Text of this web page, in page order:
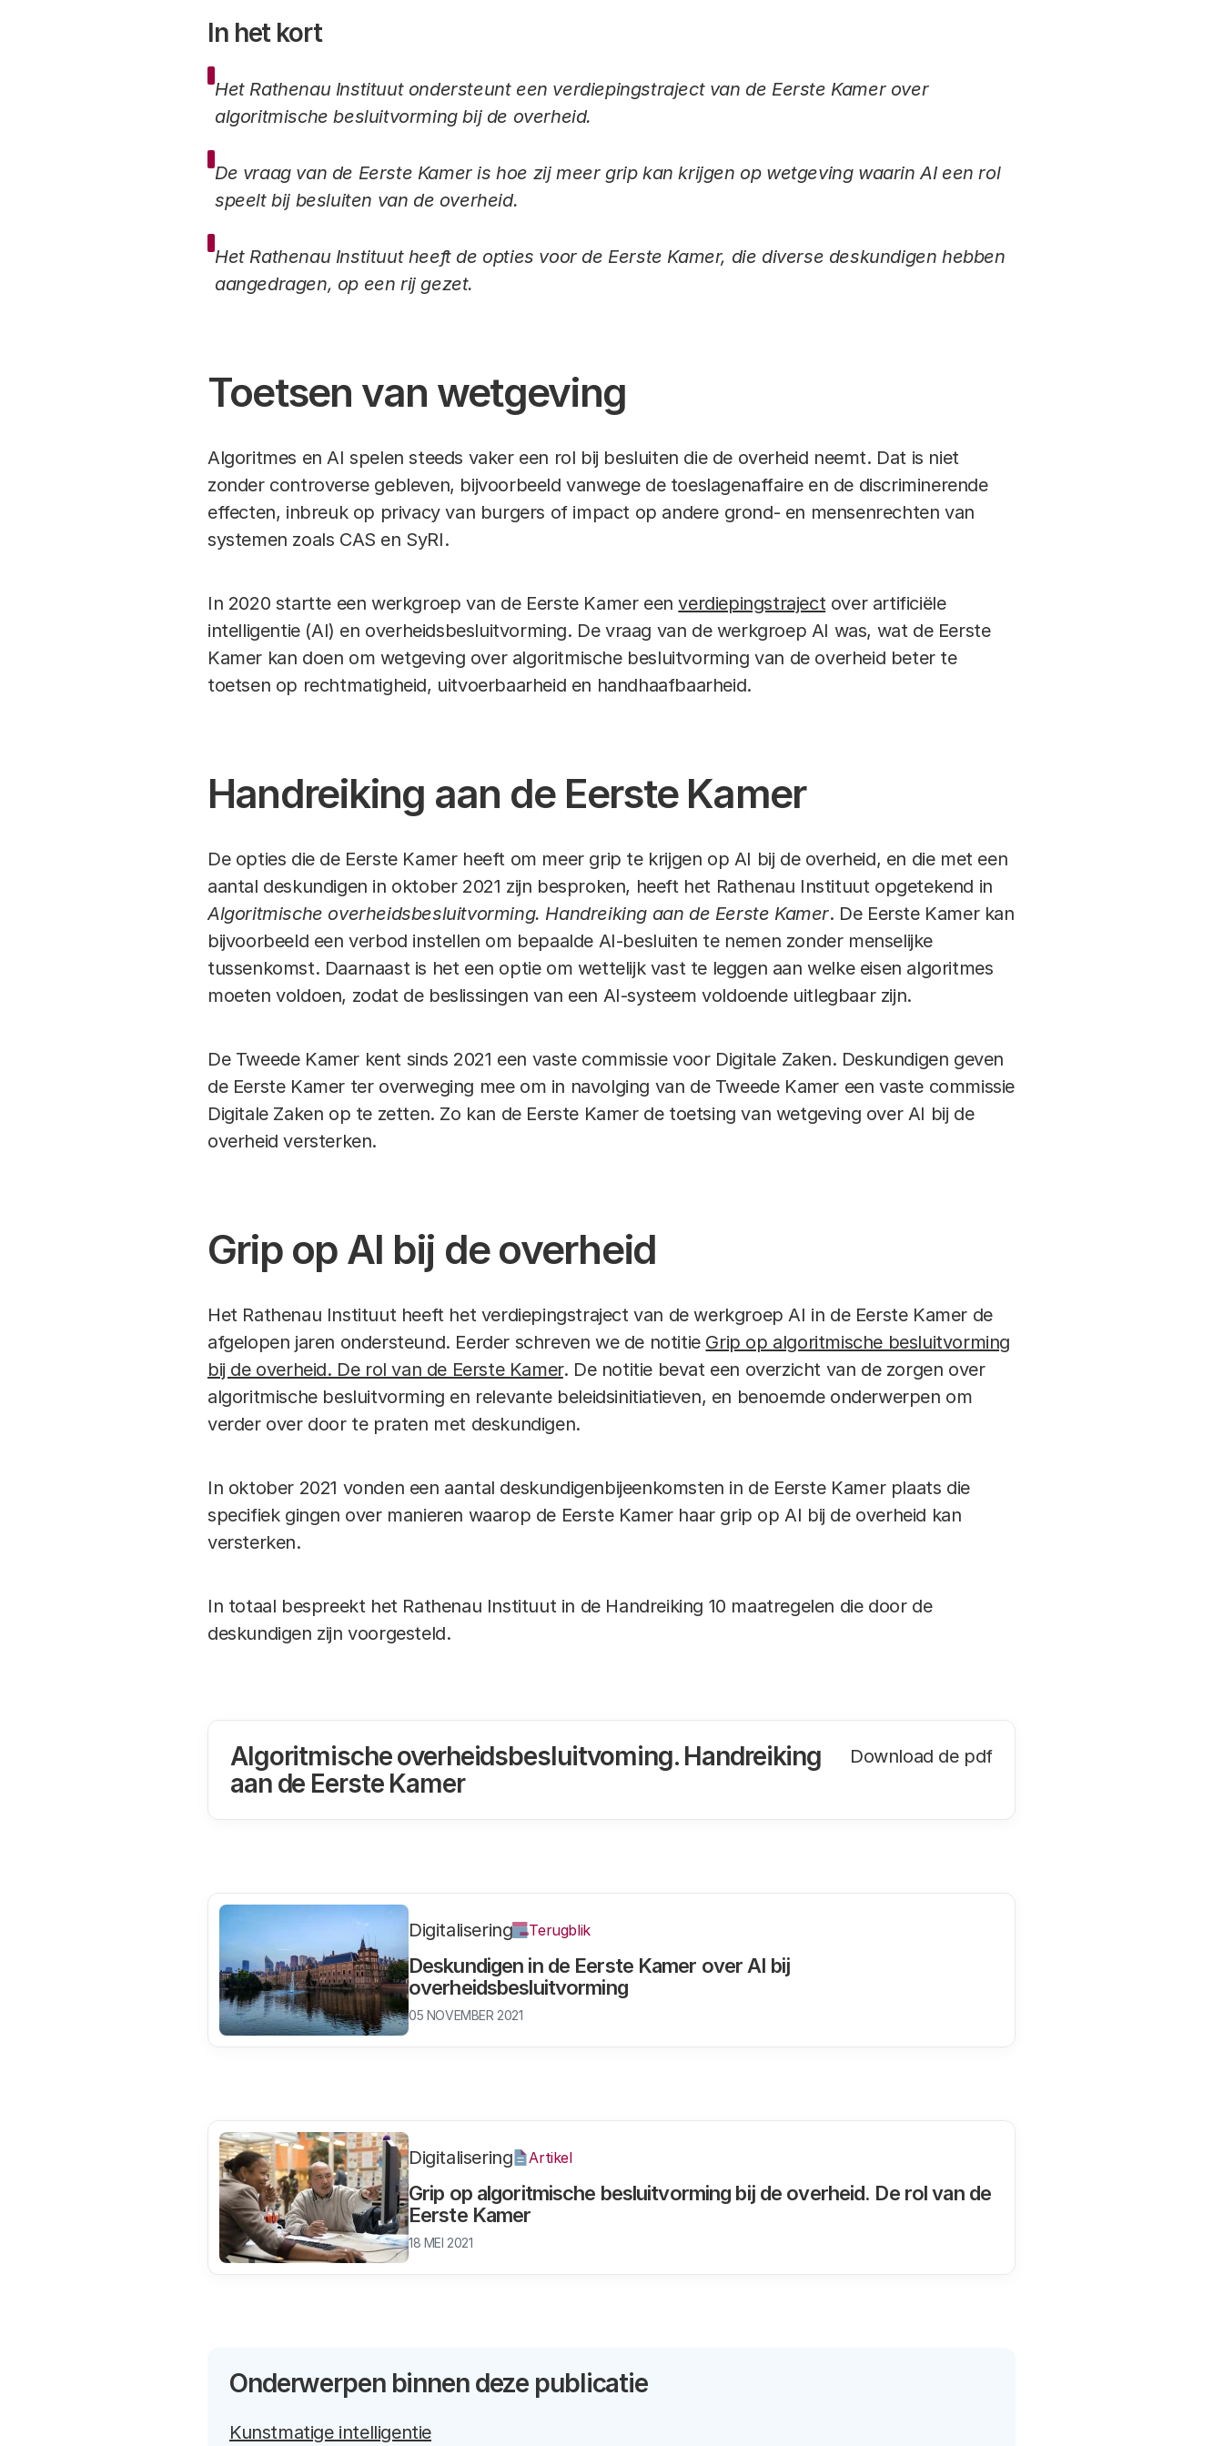
In het kort
Het Rathenau Instituut ondersteunt een verdiepingstraject van de Eerste Kamer over
algoritmische besluitvorming bij de overheid.
De vraag van de Eerste Kamer is hoe zij meer grip kan krijgen op wetgeving waarin AI een rol
speelt bij besluiten van de overheid.
Het Rathenau Instituut heeft de opties voor de Eerste Kamer, die diverse deskundigen hebben
aangedragen, op een rij gezet.
Toetsen van wetgeving
Algoritmes en AI spelen steeds vaker een rol bij besluiten die de overheid neemt. Dat is niet
zonder controverse gebleven, bijvoorbeeld vanwege de toeslagenaffaire en de discriminerende
effecten, inbreuk op privacy van burgers of impact op andere grond- en mensenrechten van
systemen zoals CAS en SyRI.
In 2020 startte een werkgroep van de Eerste Kamer eenverdiepingstrajectover artificiële
intelligentie (AI) en overheidsbesluitvorming. De vraag van de werkgroep AI was, wat de Eerste
Kamer kan doen om wetgeving over algoritmische besluitvorming van de overheid beter te
toetsen op rechtmatigheid, uitvoerbaarheid en handhaafbaarheid.
Handreiking aan de Eerste Kamer
De opties die de Eerste Kamer heeft om meer grip te krijgen op AI bij de overheid, en die met een
aantal deskundigen in oktober 2021 zijn besproken, heeft het Rathenau Instituut opgetekend in
Algoritmische overheidsbesluitvorming. Handreiking aan de Eerste Kamer. De Eerste Kamer kan
bijvoorbeeld een verbod instellen om bepaalde AI-besluiten te nemen zonder menselijke
tussenkomst. Daarnaast is het een optie om wettelijk vast te leggen aan welke eisen algoritmes
moeten voldoen, zodat de beslissingen van een AI-systeem voldoende uitlegbaar zijn.
De Tweede Kamer kent sinds 2021 een vaste commissie voor Digitale Zaken. Deskundigen geven
de Eerste Kamer ter overweging mee om in navolging van de Tweede Kamer een vaste commissie
Digitale Zaken op te zetten. Zo kan de Eerste Kamer de toetsing van wetgeving over AI bij de
overheid versterken.
Grip op AI bij de overheid
Het Rathenau Instituut heeft het verdiepingstraject van de werkgroep AI in de Eerste Kamer de
afgelopen jaren ondersteund. Eerder schreven we de notitie Grip op algoritmische besluitvorming
bij de overheid. De rol van de Eerste Kamer. De notitie bevat een overzicht van de zorgen over
algoritmische besluitvorming en relevante beleidsinitiatieven, en benoemde onderwerpen om
verder over door te praten met deskundigen.
In oktober 2021 vonden een aantal deskundigenbijeenkomsten in de Eerste Kamer plaats die
specifiek gingen over manieren waarop de Eerste Kamer haar grip op AI bij de overheid kan
versterken.
In totaal bespreekt het Rathenau Instituut in de Handreiking 10 maatregelen die door de
deskundigen zijn voorgesteld.
Algoritmische overheidsbesluitvoming. Handreiking
aan de Eerste Kamer
Download de pdf
Deskundigen in de Eerste Kamer over AI bij
overheidsbesluitvorming
Digitalisering Terugblik
05 NOVEMBER 2021
Grip op algoritmische besluitvorming bij de overheid. De rol van de
Eerste Kamer
Digitalisering Artikel
18 MEI 2021
Onderwerpen binnen deze publicatie
Kunstmatige intelligentie